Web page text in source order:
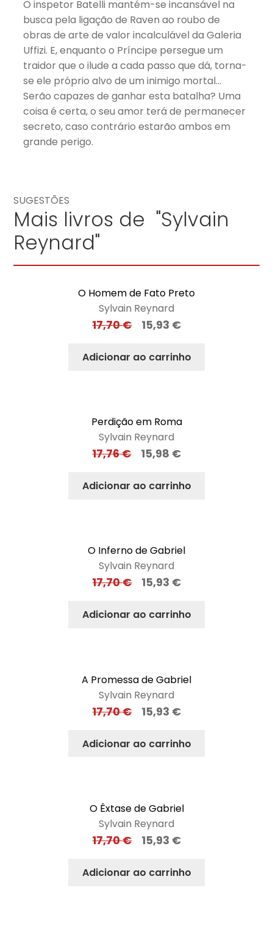
O inspetor Batelli mantém-se incansável na
busca pela ligação de Raven ao roubo de
obras de arte de valor incalculável da Galeria
Uffizi. E, enquanto o Príncipe persegue um
traidor que o ilude a cada passo que dá, torna-
se ele próprio alvo de um inimigo mortal…
Serão capazes de ganhar esta batalha? Uma
coisa é certa, o seu amor terá de permanecer
secreto, caso contrário estarão ambos em
grande perigo.
SUGESTÕES
Mais livros de "Sylvain
Reynard"
O Homem de Fato Preto
Sylvain Reynard
17,70€ 15,93 €
Adicionar ao carrinho
Perdição em Roma
Sylvain Reynard
17,76€ 15,98 €
Adicionar ao carrinho
O Inferno de Gabriel
Sylvain Reynard
17,70€ 15,93 €
Adicionar ao carrinho
A Promessa de Gabriel
Sylvain Reynard
17,70€ 15,93 €
Adicionar ao carrinho
O Êxtase de Gabriel
Sylvain Reynard
17,70€ 15,93 €
Adicionar ao carrinho